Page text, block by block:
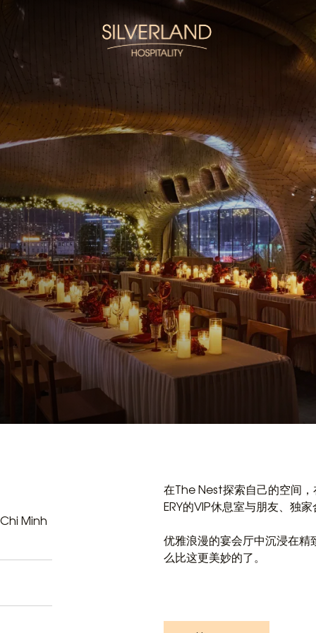
Minh
在The Nest探索自己的空间
ERY的VIP休息室与朋友、独
优雅浪漫的宴会厅中沉浸在
么比这更美妙的了。